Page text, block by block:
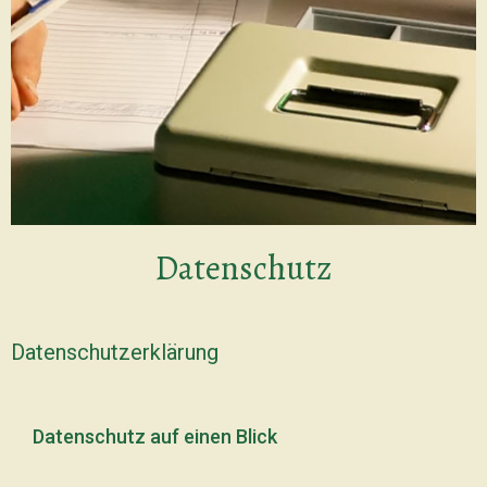
Datenschutz
Datenschutzerklärung
Datenschutz auf einen Blick